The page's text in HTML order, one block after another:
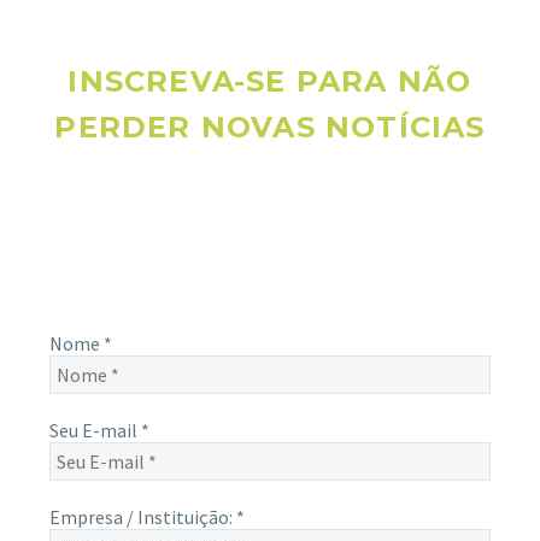
INSCREVA-SE PARA NÃO
PERDER NOVAS NOTÍCIAS
Nome *
Seu E-mail *
Empresa / Instituição: *